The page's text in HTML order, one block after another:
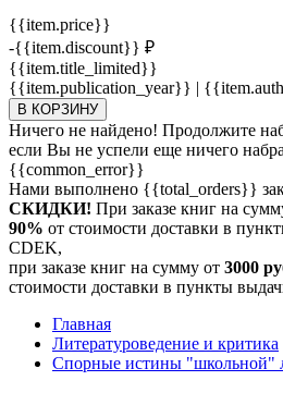
{{item.price}}
-{{item.discount}} ₽
{{item.title_limited}}
{{item.publication_year}} |
В КОРЗИНУ
Ничего не найдено! Продолжите
если Вы не успели еще ничего
{{common_error}}
Нами выполнено {{total_orders}}
СКИДКИ! При заказе книг на
90% от стоимости доставки в
CDEK,
при заказе книг на сумму от 3000
стоимости доставки в пункты
Главная
Литературоведение и критика
Спорные истины "школьной"